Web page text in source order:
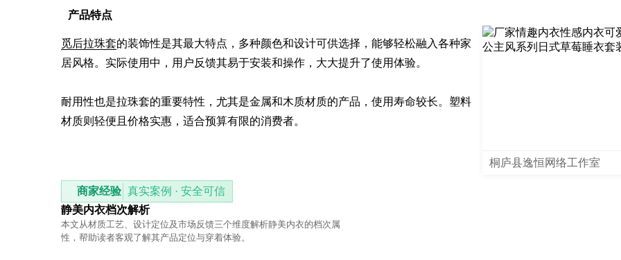
产品特点
桐庐县逸恒网络工作室
觅后拉珠套的装饰性是其最大特点，多种颜色和设计可供选择，能够轻松融入各种家
居风格。实际使用中，用户反馈其易于安装和操作，大大提升了使用体验。
耐用性也是拉珠套的重要特性，尤其是金属和木质材质的产品，使用寿命较长。塑料
材质则轻便且价格实惠，适合预算有限的消费者。
商家经验 真实案例 · 安全可信
静美内衣档次解析
本文从材质工艺、设计定位及市场反馈三个维度解析静美内衣的档次属
性，帮助读者客观了解其产品定位与穿着体验。